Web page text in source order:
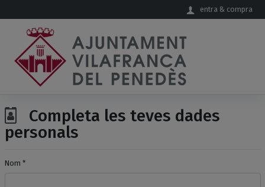
entra & compra
Completa les teves dades
personals
Nom *